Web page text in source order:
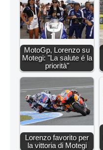
MotoGp, Lorenzo su
Motegi: "La salute é la
priorità"
Lorenzo favorito per
la vittoria di Motegi